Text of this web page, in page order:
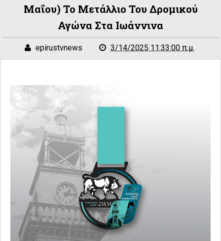
Μαΐου) Το Μετάλλιο Του Δρομικού
Αγώνα Στα Ιωάννινα
epirustvnews 3/14/2025 11:33:00 π.μ.